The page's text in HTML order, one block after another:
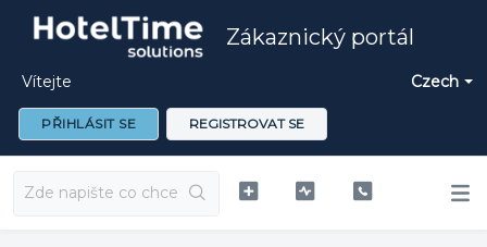
Zákaznický portál
Czech
Vítejte
PŘIHLÁSIT SE REGISTROVAT SE